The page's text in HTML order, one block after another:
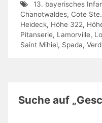
13. bayerisches
Chanotwaldes, Cote
Heideck, Höhe 322,
Pitanserie, Lamorville,
Saint Mihiel, Spada,
Suche auf